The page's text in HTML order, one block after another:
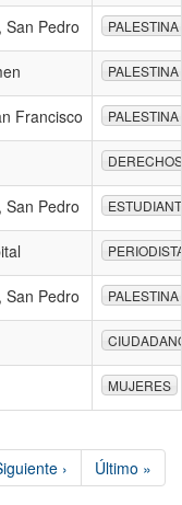
San Pedro PALESTINA
PALESTINA
Francisco PALESTINA
San Pedro
San Pedro PALESTINA
MUJERES
› Último »